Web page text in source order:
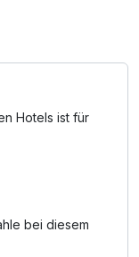
wir Ihnen im
Card"
Eintritt ins
gewalzten
die kostenfreie
Saunatuch,
Hotels ist für
bei diesem